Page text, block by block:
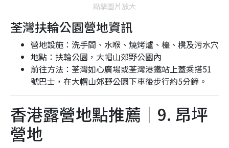
點擊圖片放大
荃灣扶輪公園營地資訊
營地設施：洗手間、水喉、燒烤爐、檯、櫈及污水穴
地點：扶輪公園，大帽山郊野公園內
前往方法：荃灣如心廣場或荃灣港鐵站上蓋乘搭51
號巴士，在大帽山郊野公園下車後步行約5分鐘。
香港露營地點推薦｜9. 昂坪
營地